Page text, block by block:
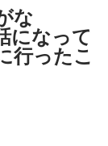
な
になって
行ったこ